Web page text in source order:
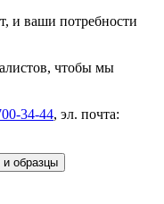
и ваши потребности
чтобы мы
34-44, эл. почта:
образцы